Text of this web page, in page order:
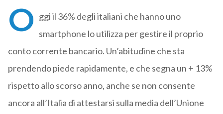
O ggi il 36% degli italiani che hanno uno
smartphone lo utilizza per gestire il proprio
conto corrente bancario. Un’abitudine che sta
prendendo piede rapidamente, e che segna un + 13%
rispetto allo scorso anno, anche se non consente
ancora all’Italia di attestarsi sulla media dell’Unione